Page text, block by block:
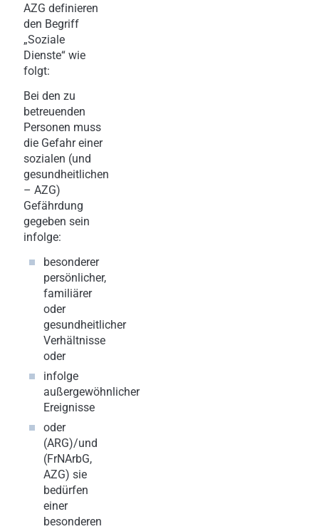
AZG definieren
den Begriff
„Soziale
Dienste“ wie
folgt:
Bei den zu
betreuenden
Personen muss
die Gefahr einer
sozialen (und
gesundheitlichen
– AZG)
Gefährdung
gegeben sein
infolge:
besonderer
persönlicher,
familiärer
oder
gesundheitlicher
Verhältnisse
oder
infolge
außergewöhnlicher
Ereignisse
oder
(ARG)/und
(FrNArbG,
AZG) sie
bedürfen
einer
besonderen